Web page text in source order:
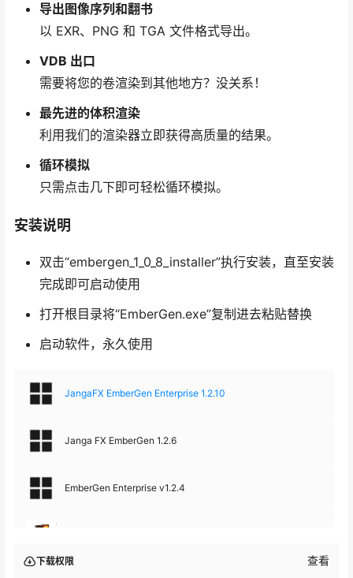
导出图像序列和翻书
以 EXR、PNG 和 TGA 文件格式导出。
VDB 出口
需要将您的卷渲染到其他地方？没关系！
最先进的体积渲染
利用我们的渲染器立即获得高质量的结果。
循环模拟
只需点击几下即可轻松循环模拟。
安装说明
双击“embergen_1_0_8_installer”执行安装，直至安装
完成即可启动使用
打开根目录将“EmberGen.exe”复制进去粘贴替换
启动软件，永久使用
JangaFX EmberGen Enterprise 1.2.10
Janga FX EmberGen 1.2.6
EmberGen Enterprise v1.2.4
下载权限 查看